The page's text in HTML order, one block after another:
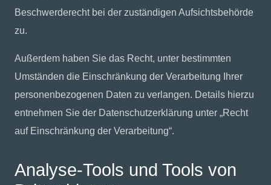
Beschwerderecht bei der zuständigen Aufsichtsbehörde
zu.
Außerdem haben Sie das Recht, unter bestimmten
Umständen die Einschränkung der Verarbeitung Ihrer
personenbezogenen Daten zu verlangen. Details hierzu
entnehmen Sie der Datenschutzerklärung unter „Recht
auf Einschränkung der Verarbeitung“.
Analyse-Tools und Tools von